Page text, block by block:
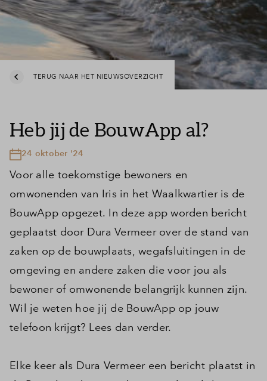
Inloggen
TERUG NAAR HET NIEUWSOVERZICHT
Heb jij de BouwApp al?
24 oktober '24
Voor alle toekomstige bewoners en
omwonenden van Iris in het Waalkwartier is de
BouwApp opgezet. In deze app worden bericht
geplaatst door Dura Vermeer over de stand van
zaken op de bouwplaats, wegafsluitingen in de
omgeving en andere zaken die voor jou als
bewoner of omwonende belangrijk kunnen zijn.
Wil je weten hoe jij de BouwApp op jouw
telefoon krijgt? Lees dan verder.
Elke keer als Dura Vermeer een bericht plaatst in